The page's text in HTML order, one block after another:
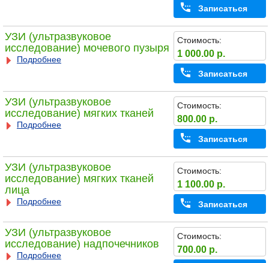
Записаться
УЗИ (ультразвуковое
исследование) мочевого пузыря
Подробнее
Стоимость:
1 000.00 р.
Записаться
УЗИ (ультразвуковое
исследование) мягких тканей
Подробнее
Стоимость:
800.00 р.
Записаться
УЗИ (ультразвуковое
исследование) мягких тканей
лица
Подробнее
Стоимость:
1 100.00 р.
Записаться
УЗИ (ультразвуковое
исследование) надпочечников
Подробнее
Стоимость:
700.00 р.